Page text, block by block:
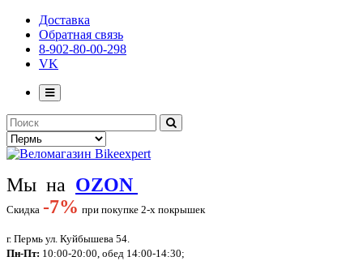
Доставка
Обратная связь
8-902-80-00-298
VK
Мы на OZON
Скидка -7% при покупке 2-х покрышек
г. Пермь ул. Куйбышева 54.
Пн-Пт: 10:00-20:00, обед 14:00-14:30;